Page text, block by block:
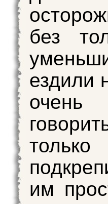
без
ездили
очень
им